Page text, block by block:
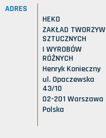
ADRES
HEKO
ZAKŁAD TWORZYW
SZTUCZNYCH
I WYROBÓW
RÓŻNYCH
Henryk Konieczny
ul. Opaczewska
43/10
02-201 Warszawa
Polska